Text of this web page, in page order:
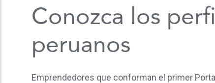
Conozca los
peruanos
Emprendedores que conforman el primer